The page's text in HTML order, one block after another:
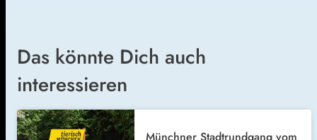
Das könnte Dich auch
interessieren
Münchner Stadtrundgang vom